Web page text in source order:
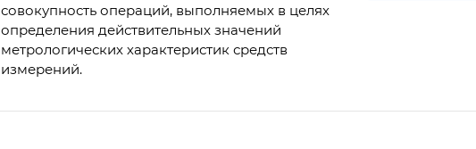
совокупность операций, выполняемых в целях
определения действительных значений
метрологических характеристик средств
измерений.